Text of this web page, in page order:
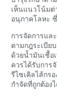
เห็นแนวโน้ม
อนุภาคโลหะ
การจัดการแล
ตามกฎระเบี
ด้วยน้ำมันเชื้
ควรได้รับการ
รีไซเคิลไส้กร
กำจัดที่ถูกต้อง